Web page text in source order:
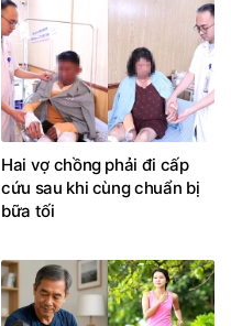
Hai vợ chồng phải đi cấp
cứu sau khi cùng chuẩn bị
bữa tối